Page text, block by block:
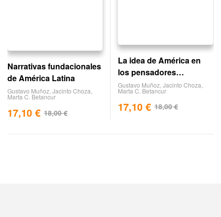
Narrativas fundacionales
de América Latina
Gustavo Muñoz Jacinto Choza
Marta C. Betancur
18,00€
17,10 €
La idea de América en
los pensadores
occidentales
Gustavo Muñoz Jacinto Choza
Marta C. Betancur
18,00€
17,10 €